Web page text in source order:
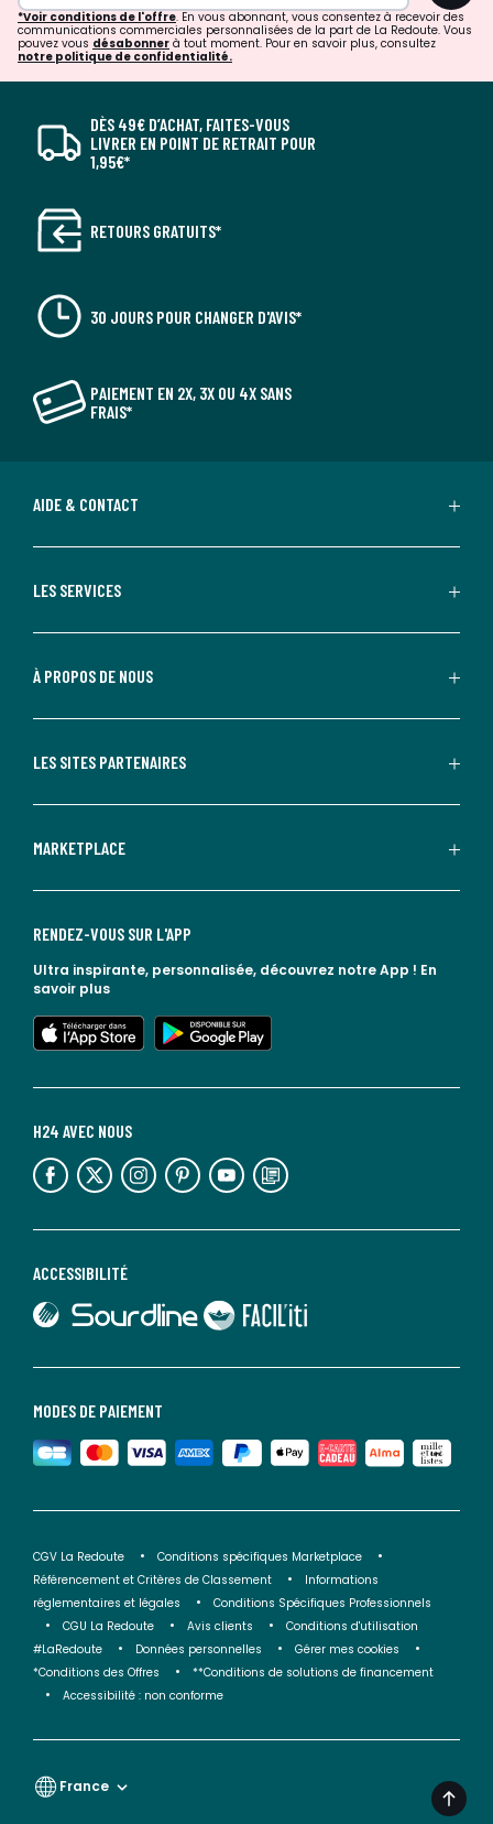
*Voir conditions de l'offre. En vous abonnant, vous consentez à recevoir des
communications commerciales personnalisées de la part de La Redoute. Vous
pouvez vous désabonner à tout moment. Pour en savoir plus, consultez
notre politique de confidentialité.
DÈS 49€ D’ACHAT, FAITES-VOUS
LIVRER EN POINT DE RETRAIT POUR
1,95€*
RETOURS GRATUITS*
30 JOURS POUR CHANGER D'AVIS*
PAIEMENT EN 2X, 3X OU 4X SANS
FRAIS*
AIDE & CONTACT
LES SERVICES
À PROPOS DE NOUS
LES SITES PARTENAIRES
MARKETPLACE
MODES DE PAIEMENT
ACCESSIBILITÉ
lien vers Sourdline
lien vers Faciliti
H24 AVEC NOUS
lien vers l'espace réseaux sociaux lien vers l'espace réseaux sociaux lien vers l'espace réseaux sociaux lien vers l'espace réseaux sociaux lien vers l'espace réseaux sociaux lien vers le blog la redoute
RENDEZ-VOUS SUR L'APP
Ultra inspirante, personnalisée, découvrez notre App ! En
savoir plus
lien vers l'app store
lien vers google play
CGV La Redoute
Conditions spécifiques Marketplace
Référencement et Critères de Classement
Informations
réglementaires et légales
Conditions Spécifiques Professionnels
CGU La Redoute
Avis clients
Conditions d'utilisation
#LaRedoute
Données personnelles
Gérer mes cookies
*Conditions des Offres
**Conditions de solutions de financement
Accessibilité : non conforme
France